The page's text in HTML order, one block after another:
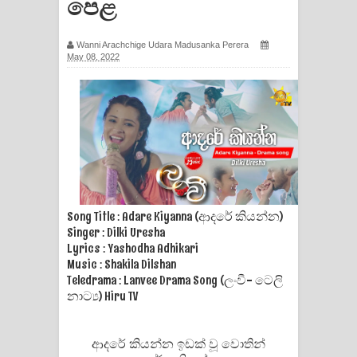
Awanken Song Lyrics - අවංකෙන්
ගීතයේ පද පෙළ
Pa Sina Song Lyrics - පෑ සිනා ගීතයේ
පද පෙළ
Pemwanthiye Song Lyrics -
පෙම්වන්තියේ ගීතයේ පද පෙළ
Manobhawa Song Lyrics - මනෝභව
ගීතයේ පද පෙළ
ඉඳලා ගීතයේ පද පෙළ
පෙළ
Wanni Arachchige Udara Madusanka Perera
May 08, 2022
Song Title : Adare Kiyanna (ආදරේ කියන්න)
Singer : Dilki Uresha
Lyrics : Yashodha Adhikari
Music : Shakila Dilshan
Teledrama : Lanvee Drama Song (ලංවී- ටෙලි
නාට්‍ය) Hiru TV
ආදරේ කියන්න ඉඩක් වූ වොතින්